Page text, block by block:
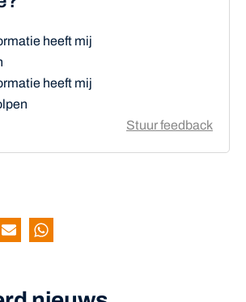
heeft mij
heeft mij
Stuur feedback
Facebook
via Twitter
delen via Linkedin
Pagina delen via Mail
Pagina delen via Whatsapp